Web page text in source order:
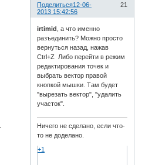
Поделиться 21
12-06-
2013 15:42:56
irtimid
, а что именно
разъединить? Можно просто
вернуться назад, нажав
Ctrl+Z Либо перейти в режим
редактирования точек и
выбрать вектор правой
кнопкой мышки. Там будет
"вырезать вектор", "удалить
участок".
Ничего не сделано, если что-
то не доделано.
+1